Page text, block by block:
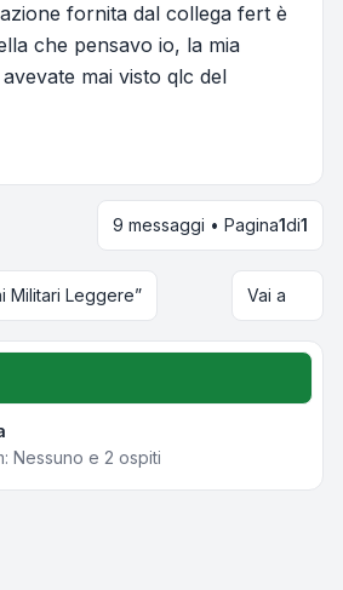
fornita dal collega fert è
che pensavo io, la mia
mai visto qlc del
di visualizzazione e ordinamento
9 messaggi • Pagina1di1
Militari Leggere” Vai a
Nessuno e 2 ospiti